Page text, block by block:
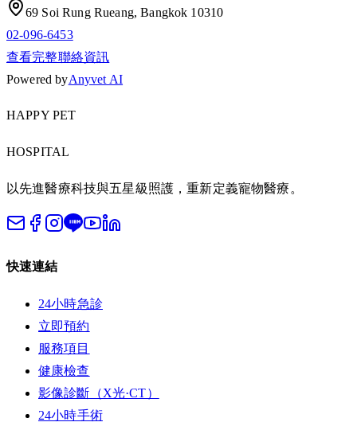
69 Soi Rung Rueang, Bangkok 10310
02-096-6453
查看完整聯絡資訊
Powered byAnyvet AI
HAPPY PET
HOSPITAL
以先進醫療科技與五星級照護，重新定義寵物醫療。
快速連結
24小時急診
立即預約
服務項目
健康檢查
影像診斷（X光·CT）
24小時手術